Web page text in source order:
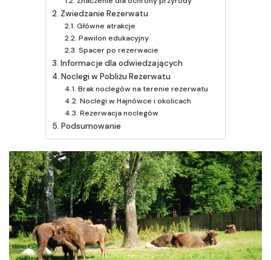
Zwiedzanie Rezerwatu
Główne atrakcje
Pawilon edukacyjny
Spacer po rezerwacie
Informacje dla odwiedzających
Noclegi w Pobliżu Rezerwatu
Brak noclegów na terenie rezerwatu
Noclegi w Hajnówce i okolicach
Rezerwacja noclegów
Podsumowanie